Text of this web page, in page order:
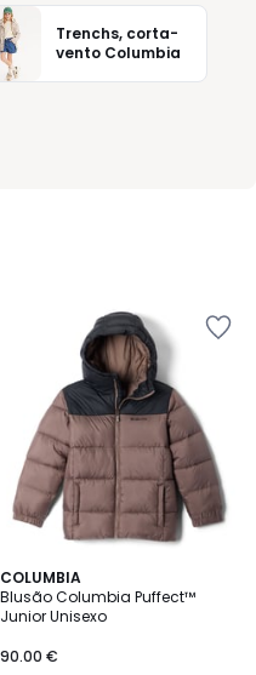
Trenchs, corta-
vento Columbia
COLUMBIA
Blusão Columbia Puffect™
Junior Unisexo
90.00 €
3
Cores